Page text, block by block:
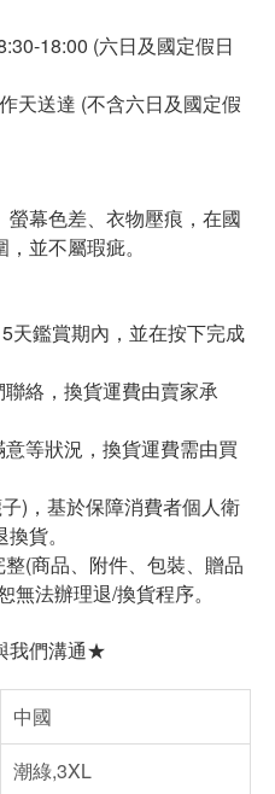
18:00 (六日及國定假日
天送達 (不含六日及國定假
幕色差、衣物壓痕，在國
並不屬瑕疵。
天鑑賞期內，並在按下完成
絡，換貨運費由賣家承
等狀況，換貨運費需由買
)，基於保障消費者個人衛
貨。
(商品、附件、包裝、贈品
法辦理退/換貨程序。
我們溝通★
中國
潮綠,3XL